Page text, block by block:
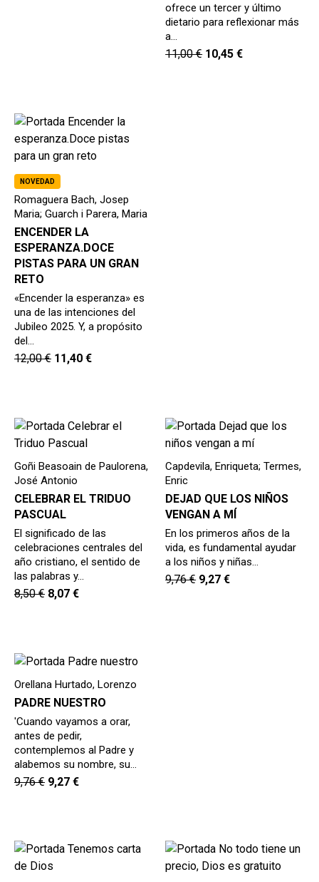
ofrece un tercer y último
dietario para reflexionar más
a…
11,00€ 10,45€
NOVEDAD
Romaguera Bach, Josep
Maria; Guarch i Parera, Maria
ENCENDER LA
ESPERANZA.DOCE
PISTAS PARA UN GRAN
RETO
«Encender la esperanza» es
una de las intenciones del
Jubileo 2025. Y, a propósito
del…
12,00€ 11,40 €
Goñi Beasoain de Paulorena,
José Antonio
CELEBRAR EL TRIDUO
PASCUAL
El significado de las
celebraciones centrales del
año cristiano, el sentido de
las palabras y…
8,50€ 8,07 €
Capdevila, Enriqueta; Termes,
Enric
DEJAD QUE LOS NIÑOS
VENGAN A MÍ
En los primeros años de la
vida, es fundamental ayudar
a los niños y niñas…
9,76€ 9,27€
Orellana Hurtado, Lorenzo
PADRE NUESTRO
'Cuando vayamos a orar,
antes de pedir,
contemplemos al Padre y
alabemos su nombre, su…
9,76€ 9,27 €